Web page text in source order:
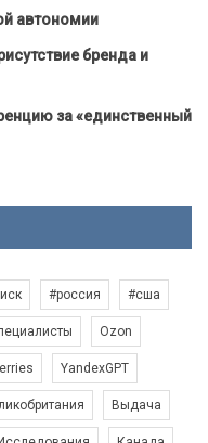
автономии
бренда и
за «единственный
#россия #сша
Ozon
YandexGPT
Выдача